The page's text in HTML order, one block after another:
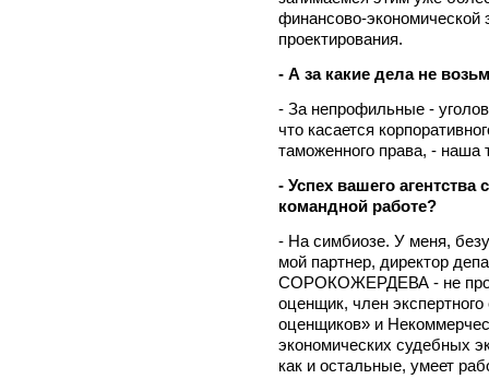
финансово-экономической
проектирования.
- А за какие дела не
- За непрофильные -
что касается
таможенного права, - наша
- Успех вашего
командной работе?
- На симбиозе. У меня,
мой партнер, директор
СОРОКОЖЕРДЕВА - не
оценщик, член
оценщиков» и
экономических судебных
как и остальные, умеет